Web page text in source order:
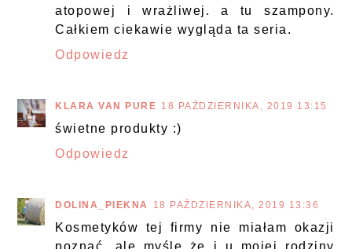
atopowej i wrażliwej. a tu szampony.
Całkiem ciekawie wygląda ta seria.
Odpowiedz
KLARA VAN PURE 18 PAŹDZIERNIKA, 2019 13:15
świetne produkty :)
Odpowiedz
DOLINA_PIEKNA 18 PAŹDZIERNIKA, 2019 13:36
Kosmetyków tej firmy nie miałam okazji
poznać, ale myślę że i u mojej rodziny